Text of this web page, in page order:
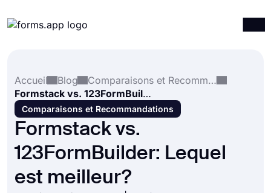
Intégrations
Modèles
Ressources
Tarification
Accueil
Blog
Comparaisons et Recommandations
Formstack vs. 123FormBuilder: Lequel est meilleur?
Comparaisons et Recommandations
Formstack vs.
123FormBuilder: Lequel
est meilleur?